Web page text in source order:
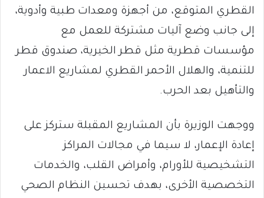
القطري المتوقع، من أجهزة ومعدات طبية وأدوية،
إلى جانب وضع آليات مشتركة للعمل مع
مؤسسات قطرية مثل قطر الخيرية، صندوق قطر
للتنمية، والهلال الأحمر القطري لمشاريع الاعمار
والتأهيل بعد الحرب.
ووجهت الوزيرة بأن المشاريع المقبلة ستركز على
إعادة الإعمار، لا سيما في مجالات المراكز
التشخيصية للأورام، وأمراض القلب، والخدمات
التخصصية الأخرى، بهدف تحسين النظام الصحي